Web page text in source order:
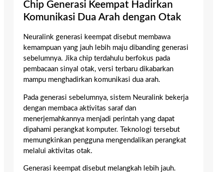
Chip Generasi Keempat Hadirkan
Komunikasi Dua Arah dengan Otak
Neuralink generasi keempat disebut membawa
kemampuan yang jauh lebih maju dibanding generasi
sebelumnya. Jika chip terdahulu berfokus pada
pembacaan sinyal otak, versi terbaru dikabarkan
mampu menghadirkan komunikasi dua arah.
Pada generasi sebelumnya, sistem Neuralink bekerja
dengan membaca aktivitas saraf dan
menerjemahkannya menjadi perintah yang dapat
dipahami perangkat komputer. Teknologi tersebut
memungkinkan pengguna mengendalikan perangkat
melalui aktivitas otak.
Generasi keempat disebut melangkah lebih jauh.